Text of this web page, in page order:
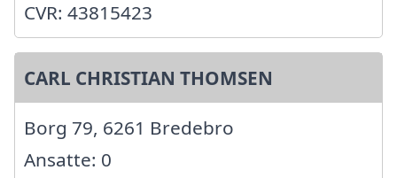
CVR: 43815423
CARL CHRISTIAN THOMSEN
Borg 79, 6261 Bredebro
Ansatte: 0